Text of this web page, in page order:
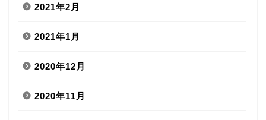
2021年2月
2021年1月
2020年12月
2020年11月